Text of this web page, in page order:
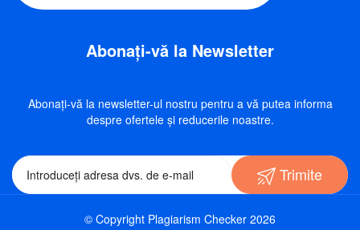
Abonați-vă la Newsletter
Abonați-vă la newsletter-ul nostru pentru a vă putea informa
despre ofertele și reducerile noastre.
Trimite
© Copyright Plagiarism Checker 2026